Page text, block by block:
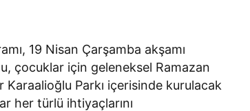
19 Nisan Çarşamba akşamı
çocuklar için geleneksel Ramazan
Parkı içerisinde kurulacak
her türlü ihtiyaçlarını